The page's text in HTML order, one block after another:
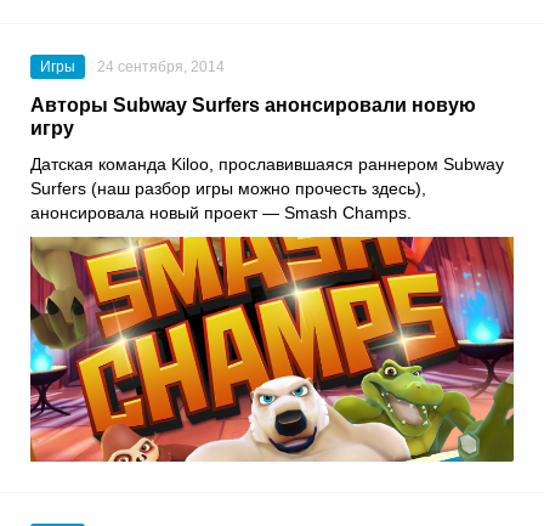
Игры 24 сентября, 2014
Авторы Subway Surfers анонсировали новую
игру
Датская команда Kiloo, прославившаяся раннером Subway
Surfers (наш разбор игры можно прочесть здесь),
анонсировала новый проект — Smash Champs.